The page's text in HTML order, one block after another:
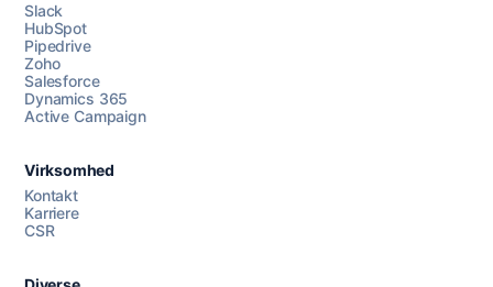
Chat med os
AI Campaign Assist
Slack
HubSpot
Pipedrive
Zoho
Salesforce
Dynamics 365
Active Campaign
Virksomhed
Kontakt
Karriere
CSR